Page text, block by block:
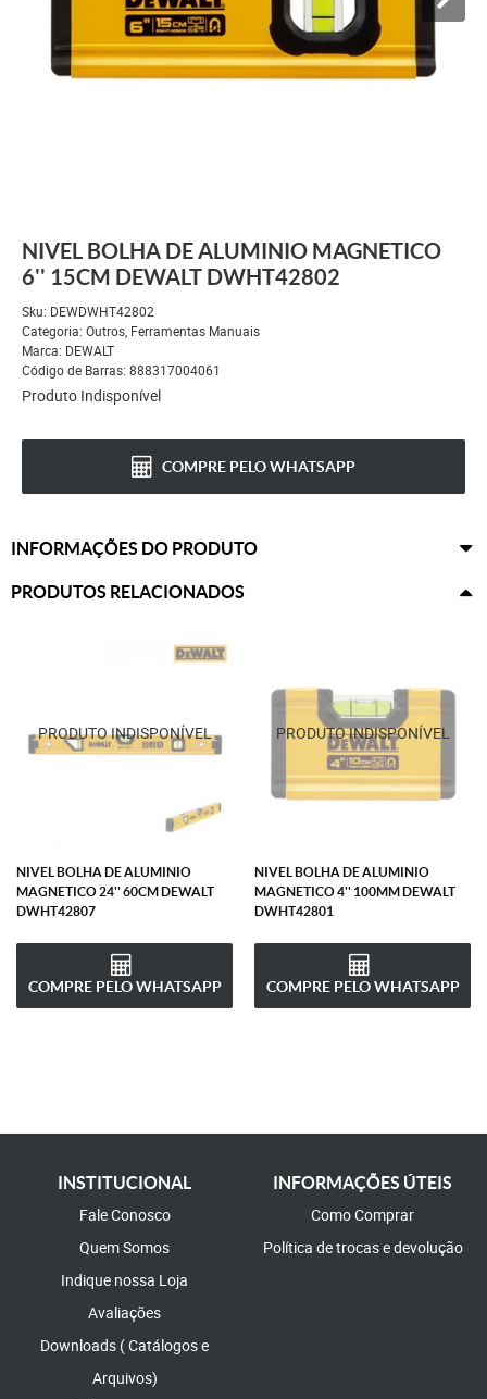
NIVEL BOLHA DE ALUMINIO MAGNETICO
6'' 15CM DEWALT DWHT42802
Sku: DEWDWHT42802
Categoria: Outros, Ferramentas Manuais
Marca: DEWALT
Código de Barras: 888317004061
Produto Indisponível
COMPRE PELO WHATSAPP
INFORMAÇÕES DO PRODUTO
PRODUTOS RELACIONADOS
NIVEL BOLHA DE ALUMINIO
MAGNETICO 24'' 60CM DEWALT
DWHT42807
COMPRE PELO WHATSAPP
NIVEL BOLHA DE ALUMINIO
MAGNETICO 4'' 100MM DEWALT
DWHT42801
COMPRE PELO WHATSAPP
INSTITUCIONAL
Fale Conosco
Quem Somos
Indique nossa Loja
Avaliações
Downloads ( Catálogos e
Arquivos)
INFORMAÇÕES ÚTEIS
Como Comprar
Política de trocas e devolução